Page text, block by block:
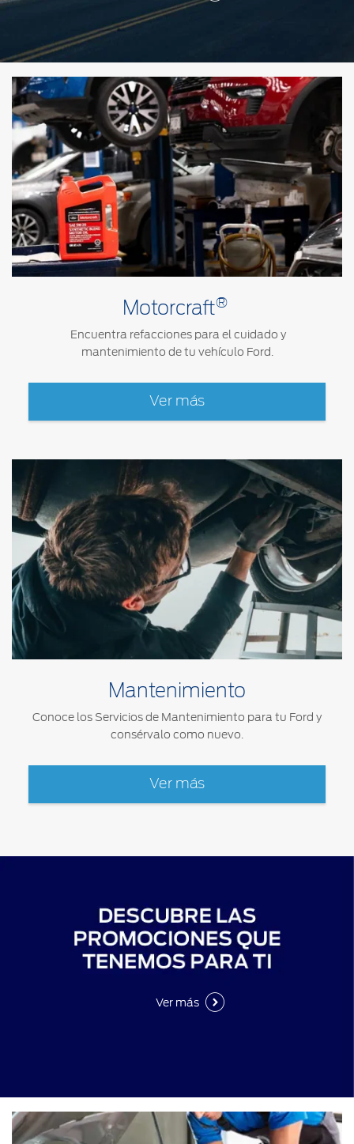
Motorcraft®
Encuentra refacciones para el cuidado y
mantenimiento de tu vehículo Ford.
Ver más
Mantenimiento
Conoce los Servicios de Mantenimiento para tu Ford y
consérvalo como nuevo.
Ver más
Ver más